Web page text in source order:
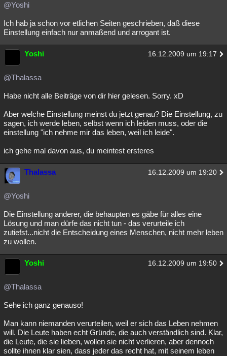
@Yoshi
Ich hab ja schon vor etlichen Seiten geschrieben, daß diese
Einstellung einfach nur anmaßend und arrogant ist.
Yoshi 16.12.2009 um 19:17
@Thalassa
Habe nicht alle Beiträge von dir hier gelesen. Sorry. xD
Aber welche Einstellung meinst du jetzt genau? Die Einstellung, zu
sagen, ich werde leben, selbst wenn ich leiden muss, oder die
einstellung "ich nehme mir das leben, weil ich leide".
ich gehe mal davon aus, du meintest ersteres
Thalassa 16.12.2009 um 19:20
@Yoshi
Die Einstellung anderer, die behaupten es gäbe für alles eine
Lösung und man dürfe das nicht tun - das verurteile ich
zutiefst...nicht die Entscheidung eines Menschen, nicht mehr leben
zu wollen.
Yoshi 16.12.2009 um 19:50
@Thalassa
Sehe ich ganz genauso!
Man kann niemanden verurteilen, weil er sich das Leben nehmen
will. Die Leute haben echt Gründe, die auch verständlich sind. Klar,
die Leute, die sie lieben, wollen sie nicht verlieren, aber dennoch
sollte ihnen klar sien, dass jeder das recht hat, mit seinem leben